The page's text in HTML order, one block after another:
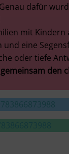
dafür
mit Kindern
und eine
oder tiefe
den